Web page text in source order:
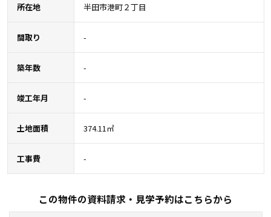
所在地 半田市港町２丁目
間取り -
築年数 -
竣工年月 -
土地面積 374.11㎡
工事費 -
この物件の資料請求・見学予約はこちらから